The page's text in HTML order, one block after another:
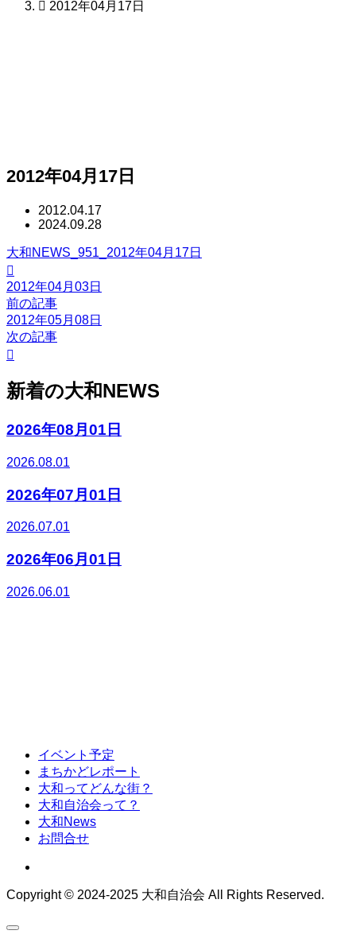
 2012年04月17日
2012年04月17日
2012.04.17
2024.09.28
大和NEWS_951_2012年04月17日

2012年04月03日
前の記事
2012年05月08日
次の記事

新着の大和NEWS
2026年08月01日
2026.08.01
2026年07月01日
2026.07.01
2026年06月01日
2026.06.01
イベント予定
まちかどレポート
大和ってどんな街？
大和自治会って？
大和News
お問合せ
Copyright © 2024-2025 大和自治会 All Rights Reserved.